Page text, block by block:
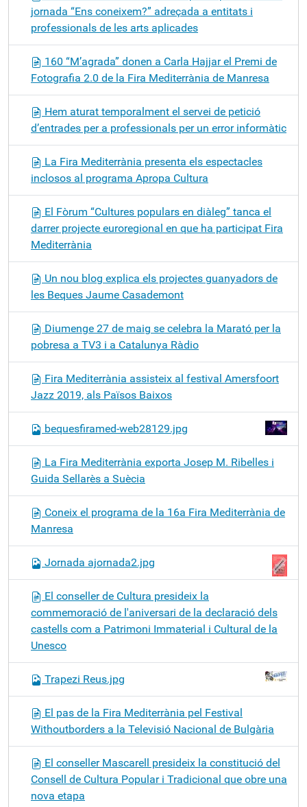
jornada “Ens coneixem?” adreçada a entitats i
professionals de les arts aplicades
160 “M’agrada” donen a Carla Hajjar el Premi de
Fotografia 2.0 de la Fira Mediterrània de Manresa
Hem aturat temporalment el servei de petició
d’entrades per a professionals per un error informàtic
La Fira Mediterrània presenta els espectacles
inclosos al programa Apropa Cultura
El Fòrum “Cultures populars en diàleg” tanca el
darrer projecte euroregional en que ha participat Fira
Mediterrània
Un nou blog explica els projectes guanyadors de
les Beques Jaume Casademont
Diumenge 27 de maig se celebra la Marató per la
pobresa a TV3 i a Catalunya Ràdio
Fira Mediterrània assisteix al festival Amersfoort
Jazz 2019, als Països Baixos
bequesfiramed-web28129.jpg
La Fira Mediterrània exporta Josep M. Ribelles i
Guida Sellarès a Suècia
Coneix el programa de la 16a Fira Mediterrània de
Manresa
Jornada ajornada2.jpg
El conseller de Cultura presideix la
commemoració de l'aniversari de la declaració dels
castells com a Patrimoni Immaterial i Cultural de la
Unesco
Trapezi Reus.jpg
El pas de la Fira Mediterrània pel Festival
Withoutborders a la Televisió Nacional de Bulgària
El conseller Mascarell presideix la constitució del
Consell de Cultura Popular i Tradicional que obre una
nova etapa